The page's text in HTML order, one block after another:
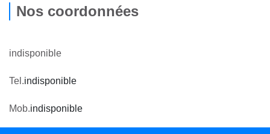
Nos coordonnées
indisponible
Tel.indisponible
Mob.indisponible